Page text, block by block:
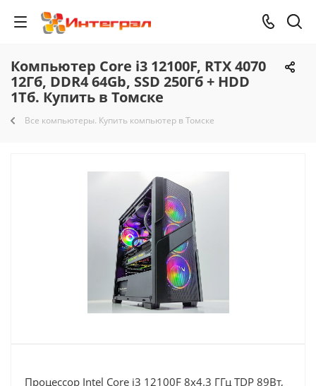
Компьютер Core i3 12100F, RTX 4070
12Гб, DDR4 64Gb, SSD 250Гб + HDD
1Тб. Купить в Томске
Все компьютеры. Купить компьютер в Томске
Процессор Intel Core i3 12100F 8x4.3 ГГц TDP 89Вт,